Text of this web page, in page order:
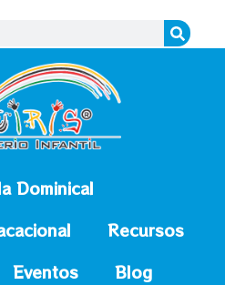
Dominical
Recursos
Eventos Blog